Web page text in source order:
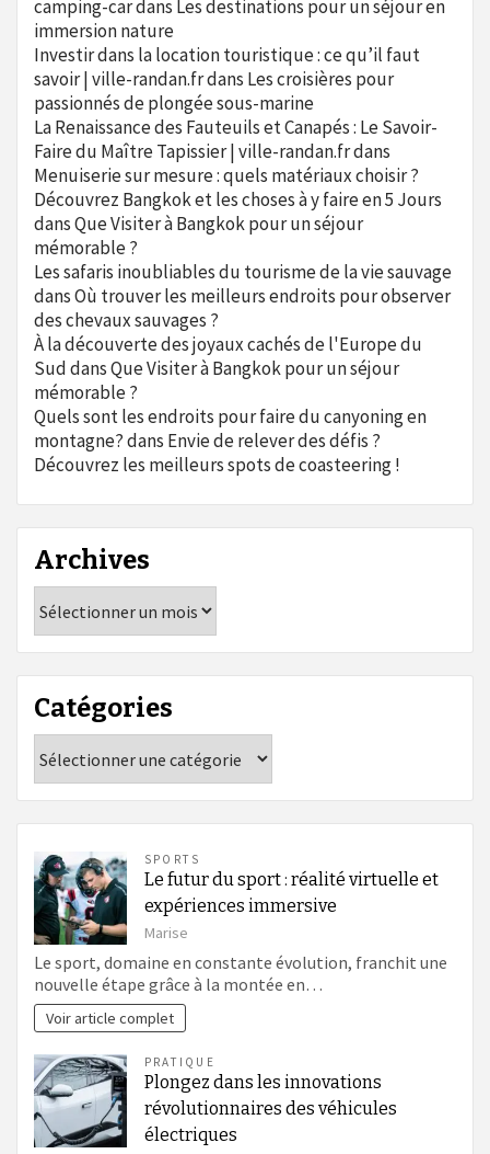
camping-cardans Les destinations pour un séjour en
immersion nature
Investir dans la location touristique : ce qu’il faut
savoir | ville-randan.frdans Les croisières pour
passionnés de plongée sous-marine
La Renaissance des Fauteuils et Canapés : Le Savoir-
Faire du Maître Tapissier | ville-randan.frdans
Menuiserie sur mesure : quels matériaux choisir ?
Découvrez Bangkok et les choses à y faire en 5 Jours
dansQue Visiter à Bangkok pour un séjour
mémorable ?
Les safaris inoubliables du tourisme de la vie sauvage
dansOù trouver les meilleurs endroits pour observer
des chevaux sauvages ?
À la découverte des joyaux cachés de l'Europe du
SuddansQue Visiter à Bangkok pour un séjour
mémorable ?
Quels sont les endroits pour faire du canyoning en
montagne?dans Envie de relever des défis ?
Découvrez les meilleurs spots de coasteering !
Archives
Catégories
SPORTS
Le futur du sport : réalité virtuelle et
expériences immersive
Marise
Le sport, domaine en constante évolution, franchit une
nouvelle étape grâce à la montée en…
Voir article complet
PRATIQUE
Plongez dans les innovations
révolutionnaires des véhicules
électriques